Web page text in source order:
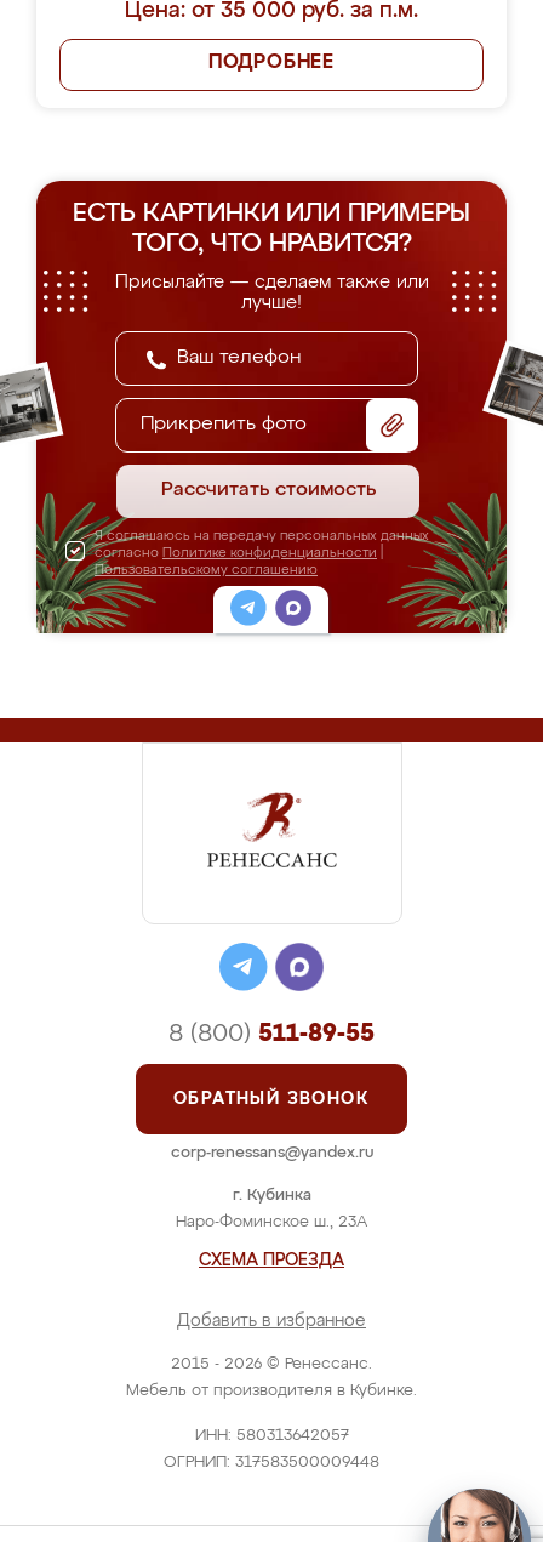
Цена: от 35 000 руб. за п.м.
ПОДРОБНЕЕ
ЕСТЬ КАРТИНКИ ИЛИ ПРИМЕРЫ
ТОГО, ЧТО НРАВИТСЯ?
Присылайте — сделаем также или
лучше!
Прикрепить фото
Рассчитать стоимость
Я соглашаюсь на передачу персональных данных
согласно Политике конфиденциальности
Пользовательскому соглашению
2015 - 2026 © Ренессанс.
Мебель от производителя в Кубинке.
ИНН: 580313642057
ОГРНИП: 317583500009448
г. Кубинка
Наро-Фоминское ш., 23А
СХЕМА ПРОЕЗДА
Добавить в избранное
8 (800) 511-89-55
ОБРАТНЫЙ ЗВОНОК
corp-renessans@yandex.ru